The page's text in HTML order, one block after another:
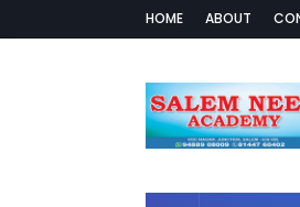
HOME ABOUT